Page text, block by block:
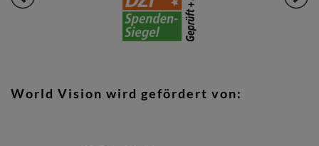
World Vision wird gefördert von: